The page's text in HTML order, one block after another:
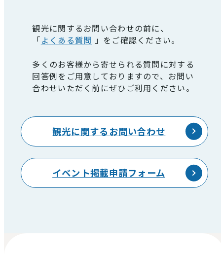
観光に関するお問い合わせの前に、
「よくある質問 」をご確認ください。
多くのお客様から寄せられる質問に対する
回答例をご用意しておりますので、お問い
合わせいただく前にぜひご利用ください。
観光に関するお問い合わせ
イベント掲載申請フォーム